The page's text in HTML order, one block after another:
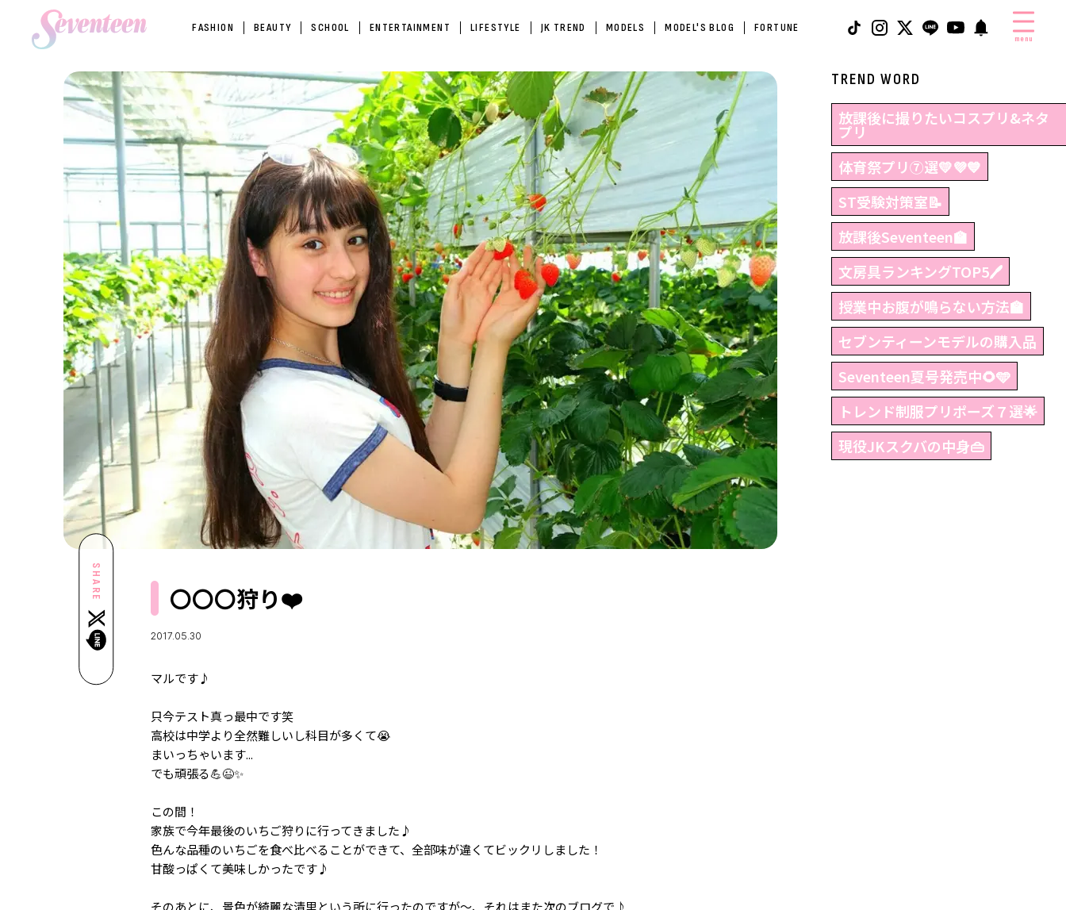
FASHION BEAUTY SCHOOL ENTERTAINMENT LIFESTYLE JK TREND MODELS MODEL'S BLOG FORTUNE
menu
SHARE 〇〇〇狩り❤️️
2017.05.30
マルです♪
只今テスト真っ最中です笑
高校は中学より全然難しいし科目が多くて😭
まいっちゃいます...
でも頑張る💪😉✨
この間！
家族で今年最後のいちご狩りに行ってきました♪
色んな品種のいちごを食べ比べることができて、全部味が違くてビックリしました！
甘酸っぱくて美味しかったです♪
そのあとに、景色が綺麗な清里という所に行ったのですが〜、それはまた次のブログで♪
TREND WORD
放課後に撮りたいコスプリ&ネタ
プリ
体育祭プリ⑦選💛💜💙
ST受験対策室📝
放課後Seventeen🏫
文房具ランキングTOP5🖊
授業中お腹が鳴らない方法🏫
セブンティーンモデルの購入品
Seventeen夏号発売中🌻🩵
トレンド制服プリポーズ７選🌟
現役JKスクバの中身👜